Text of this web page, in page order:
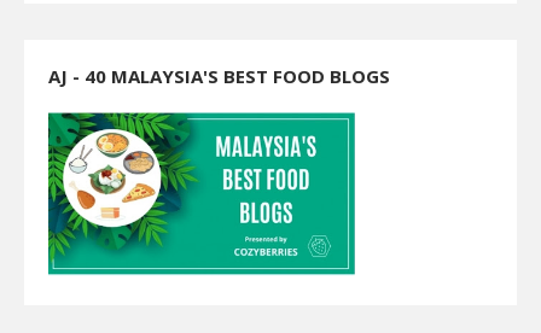
AJ - 40 MALAYSIA'S BEST FOOD BLOGS